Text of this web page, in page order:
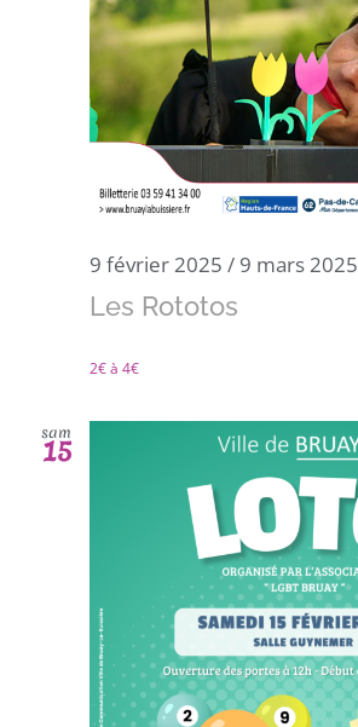
9 février 2025 / 9 mars 2025
Les Rototos
2€ à 4€
sam
15